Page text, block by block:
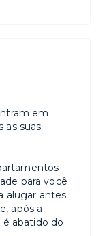
em
as suas
para você
alugar antes.
após a
é abatido do